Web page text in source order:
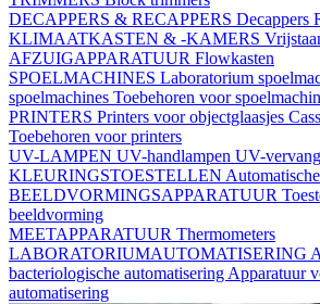
DECAPPERS & RECAPPERS Decappers
KLIMAATKASTEN & -KAMERS
AFZUIGAPPARATUUR Flowkasten
SPOELMACHINES Laboratorium
spoelmachines Toebehoren voor
PRINTERS Printers voor objectglaasjes
Toebehoren voor printers
UV-LAMPEN UV-handlampen UV-
KLEURINGSTOESTELLEN
BEELDVORMINGSAPPARATUUR
beeldvorming
MEETAPPARATUUR Thermometers
LABORATORIUMAUTOMATISERING
bacteriologische automatisering Apparatuur
automatisering